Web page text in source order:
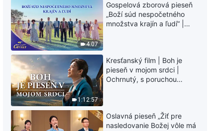
14:45
Božie Slovo | Zaduní sedem
hromov – prorokujú, že
evanjelium o kráľovstve sa bude
šíriť po celom vesmíre
30:41
Slovo Všemohúceho Boha |
Zásadný rozdiel medzi vteleným
Bohom a ľuďmi, ktorých Boh
používa
odpočítavať čas. Našli ste
spôsob, ako prežiť?
4:07
Gospelová zborová pieseň
„Boží súd nespočetného
množstva krajín a ľudí“ |
1:12:57
Kresťanský film | Boh je
pieseň v mojom srdci |
Ochrnutý, s poruchou
Oslavná pieseň „Žiť pre
nasledovanie Božej vôle má